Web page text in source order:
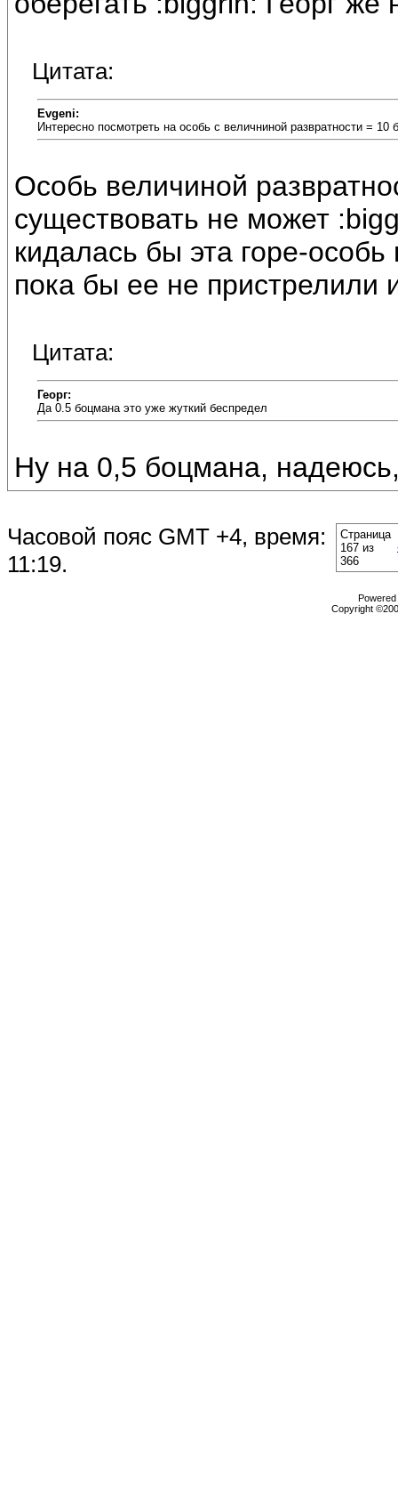
Цитата:
Evgeni:
Интересно посмотреть на особь с величниной развратности = 10
Особь величиной
существовать не может
кидалась бы эта горе-
пока бы ее не пристрелили
Цитата:
Георг:
Да 0.5 боцмана это уже жуткий беспредел
Ну на 0,5 боцмана,
Часовой пояс GMT +4, время:
11:19.
Страница
167 из
366
Copyright